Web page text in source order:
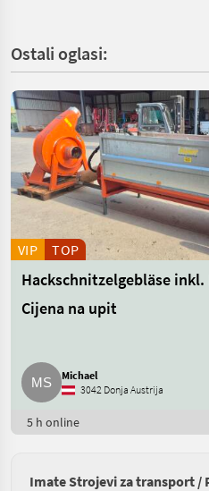
Ostali oglasi:
VIP TOP
Hackschnitzelgebläse
Cijena na upit
Michael
3042 Donja Austrija
5 h online
Imate Strojevi za transport /